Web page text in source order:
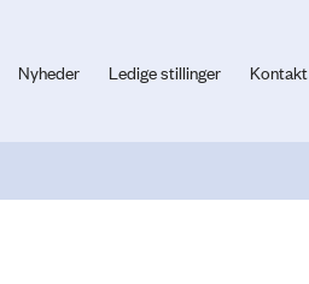
Nyheder Ledige stillinger Kontakt